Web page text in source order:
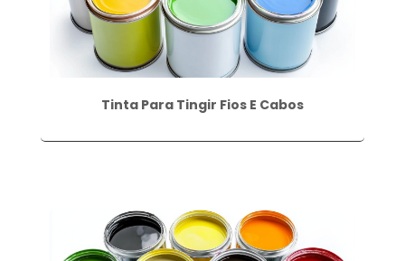
Tinta Para Tingir Fios E Cabos